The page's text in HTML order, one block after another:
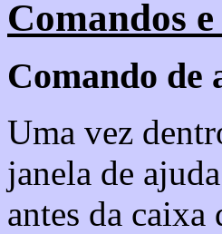
Comandos
Comando de
Uma vez
janela de
antes da caixa